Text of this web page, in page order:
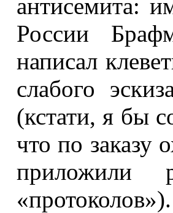
антисемита:
России
написал
слабого
(кстати, я бы
что по заказу
«протоколов»).